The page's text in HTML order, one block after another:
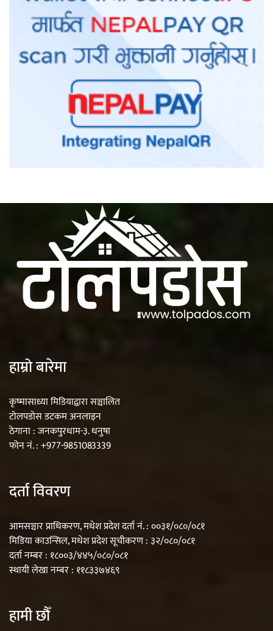
हाम्रो बारेमा
कृष्मासाध्या मिडियाद्वारा सञ्चालित
टोलपडोस डटकम अनलाइन
ठेगाना : जनकपुरधाम-३. धनुषा
फोन नं. : +977-9851083339
दर्ता विवरण
आमसञ्चार प्राधिकरण, मधेश प्रदेश दर्ता नं. : ००३१/०८०/०८१
मिडिया काउन्सिल, मधेश प्रदेश सूचीकरण : ३२/०८०/०८१
दर्ता नम्बर : १८००३/४४५/०८०/०८१
स्थायी लेखा नम्बर : ११८३३७४६९
हामी छौँ